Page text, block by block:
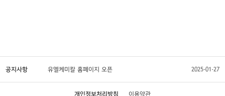
공지사항 유엘케미칼 홈페이지 오픈 2025-01-27
개인정보처리방침 이용약관